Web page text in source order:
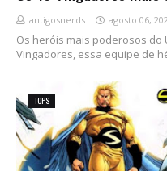
antigosnerds agosto 06,
Os heróis mais poderosos do
Vingadores, essa equipe de
TOPS